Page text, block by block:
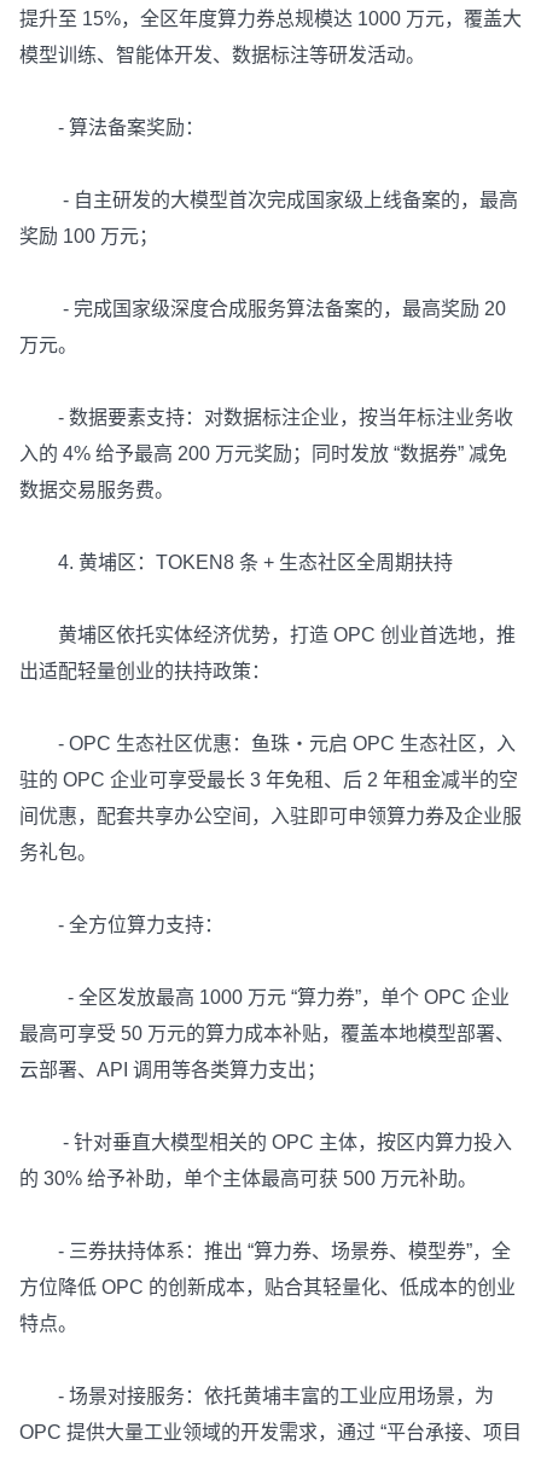
提升至 15%，全区年度算力券总规模达 1000 万元，覆盖大
模型训练、智能体开发、数据标注等研发活动。
- 算法备案奖励：
- 自主研发的大模型首次完成国家级上线备案的，最高
奖励 100 万元；
- 完成国家级深度合成服务算法备案的，最高奖励 20
万元。
- 数据要素支持：对数据标注企业，按当年标注业务收
入的 4% 给予最高 200 万元奖励；同时发放 “数据券” 减免
数据交易服务费。
4. 黄埔区：TOKEN8 条 + 生态社区全周期扶持
黄埔区依托实体经济优势，打造 OPC 创业首选地，推
出适配轻量创业的扶持政策：
- OPC 生态社区优惠：鱼珠・元启 OPC 生态社区，入
驻的 OPC 企业可享受最长 3 年免租、后 2 年租金减半的空
间优惠，配套共享办公空间，入驻即可申领算力券及企业服
务礼包。
- 全方位算力支持：
- 全区发放最高 1000 万元 “算力券”，单个 OPC 企业
最高可享受 50 万元的算力成本补贴，覆盖本地模型部署、
云部署、API 调用等各类算力支出；
- 针对垂直大模型相关的 OPC 主体，按区内算力投入
的 30% 给予补助，单个主体最高可获 500 万元补助。
- 三券扶持体系：推出 “算力券、场景券、模型券”，全
方位降低 OPC 的创新成本，贴合其轻量化、低成本的创业
特点。
- 场景对接服务：依托黄埔丰富的工业应用场景，为
OPC 提供大量工业领域的开发需求，通过 “平台承接、项目